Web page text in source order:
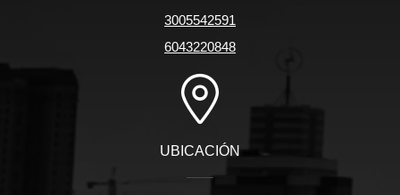
3005542591
6043220848
UBICACIÓN